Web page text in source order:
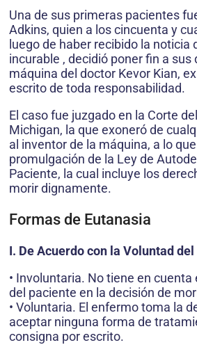
Una de sus primeras pacientes
Adkins, quien a los cincuenta y
luego de haber recibido la noticia
incurable , decidió poner fin a sus
máquina del doctor Kevor Kian,
escrito de toda responsabilidad.
El caso fue juzgado en la Corte
Michigan, la que exoneró de
al inventor de la máquina, a lo
promulgación de la Ley de
Paciente, la cual incluye los
morir dignamente.
Formas de Eutanasia
I. De Acuerdo con la Voluntad
• Involuntaria. No tiene en
del paciente en la decisión de
• Voluntaria. El enfermo toma la
aceptar ninguna forma de
consigna por escrito.